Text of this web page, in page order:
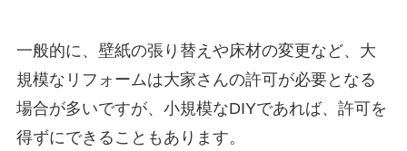
一般的に、壁紙の張り替えや床材の変更など、大
規模なリフォームは大家さんの許可が必要となる
場合が多いですが、小規模なDIYであれば、許可を
得ずにできることもあります。